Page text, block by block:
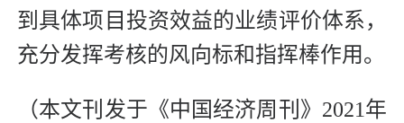
到具体项目投资效益的业绩评价体系，
充分发挥考核的风向标和指挥棒作用。
（本文刊发于《中国经济周刊》2021年